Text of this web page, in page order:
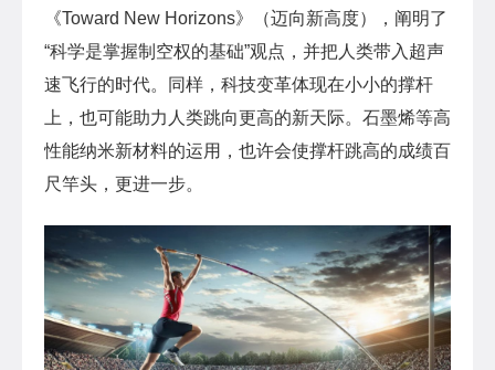
《Toward New Horizons》（迈向新高度），阐明了
“科学是掌握制空权的基础”观点，并把人类带入超声
速飞行的时代。同样，科技变革体现在小小的撑杆
上，也可能助力人类跳向更高的新天际。石墨烯等高
性能纳米新材料的运用，也许会使撑杆跳高的成绩百
尺竿头，更进一步。